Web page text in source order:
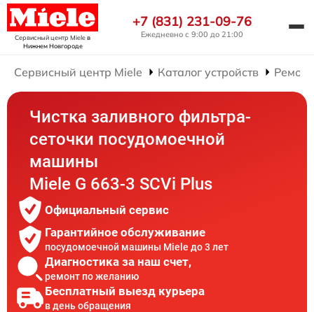
Сервисный центр Mieleв
Нижнем Новгороде
+7 (831) 231-09-76
Ежедневно с 9:00 до 21:00
Сервисный центр Miele Каталог устройств
Чистка заливного фильтра-
сеточки посудомоечной
машины
Miele G 663-3 SCVi Plus
Официальный сервис
Гарантийное обслуживание
посудомоечной машины Miele до 3 лет
Диагностика за наш счет,
ремонт по желанию
Бесплатный выезд курьера
в день обращения